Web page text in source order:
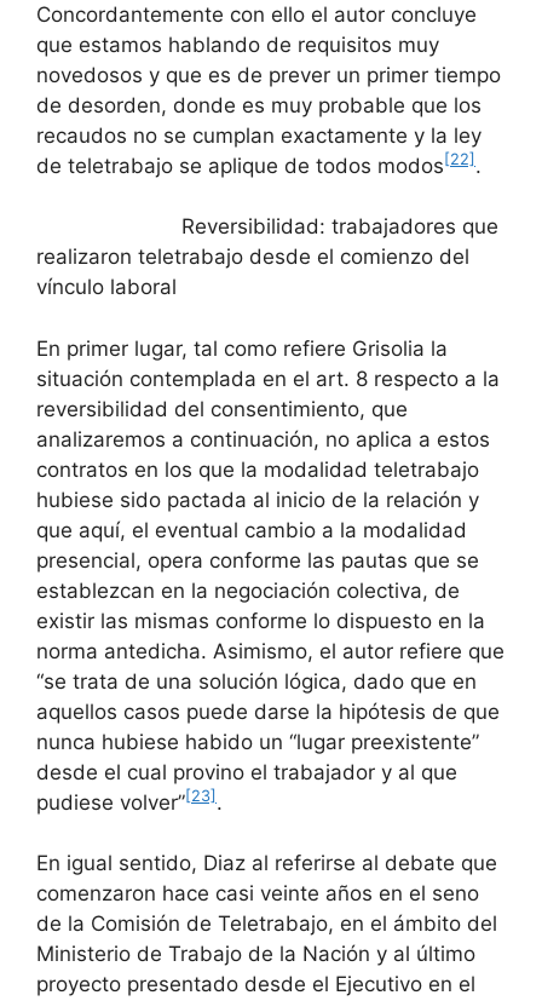
Concordantemente con ello el autor concluye
que estamos hablando de requisitos muy
novedosos y que es de prever un primer tiempo
de desorden, donde es muy probable que los
recaudos no se cumplan exactamente y la ley
de teletrabajo se aplique de todos modos[22] .
Reversibilidad: trabajadores que
realizaron teletrabajo desde el comienzo del
vínculo laboral
En primer lugar, tal como refiere Grisolia la
situación contemplada en el art. 8 respecto a la
reversibilidad del consentimiento, que
analizaremos a continuación, no aplica a estos
contratos en los que la modalidad teletrabajo
hubiese sido pactada al inicio de la relación y
que aquí, el eventual cambio a la modalidad
presencial, opera conforme las pautas que se
establezcan en la negociación colectiva, de
existir las mismas conforme lo dispuesto en la
norma antedicha. Asimismo, el autor refiere que
“se trata de una solución lógica, dado que en
aquellos casos puede darse la hipótesis de que
nunca hubiese habido un “lugar preexistente”
desde el cual provino el trabajador y al que
pudiese volver”[23] .
En igual sentido, Diaz al referirse al debate que
comenzaron hace casi veinte años en el seno
de la Comisión de Teletrabajo, en el ámbito del
Ministerio de Trabajo de la Nación y al último
proyecto presentado desde el Ejecutivo en el